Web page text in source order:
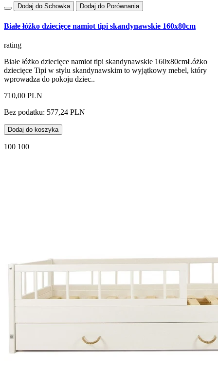
Dodaj do Schowka Dodaj do Porównania
Białe łóżko dziecięce namiot tipi skandynawskie 160x80cm
rating
Białe łóżko dziecięce namiot tipi skandynawskie 160x80cmŁóżko
dziecięce Tipi w stylu skandynawskim to wyjątkowy mebel, który
wprowadza do pokoju dziec..
710,00 PLN
Bez podatku: 577,24 PLN
Dodaj do koszyka
100 100